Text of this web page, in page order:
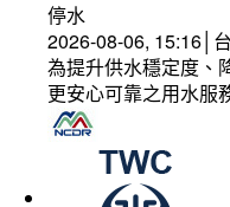
停水
2026-08-06, 15:16│
為提升供水穩定度、
更安心可靠之用水服